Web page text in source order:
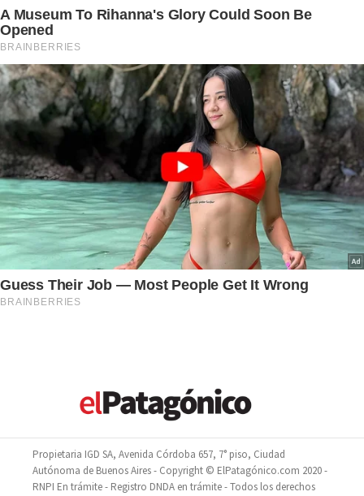
Propietaria IGD SA, Avenida Córdoba 657, 7° piso, Ciudad
Autónoma de Buenos Aires - Copyright © ElPatagónico.com 2020 -
RNPI En trámite - Registro DNDA en trámite - Todos los derechos